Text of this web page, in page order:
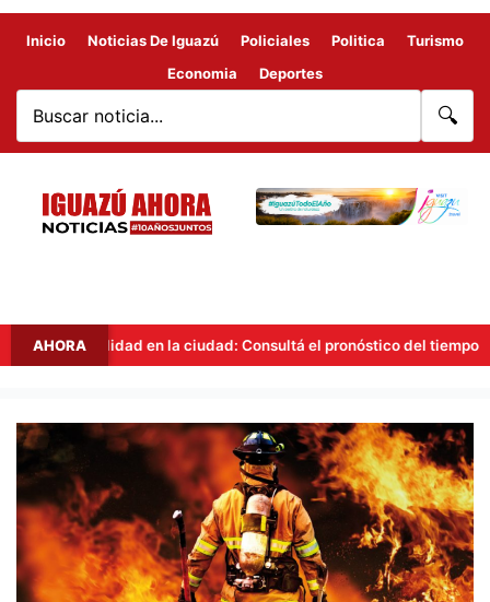
Inicio Noticias De Iguazú Policiales Politica
Turismo
Economia
Deportes
🔍
AHORA en la ciudad: Consultá el pronóstico del tiempo en
BOMBEROS
VOLUNTARIOS
RECIBIRÁN
UN
SUBSIDIO
DE
MÁS